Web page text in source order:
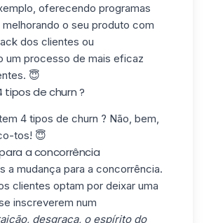
oferecendo programas
o seu produto com
dos clientes ou
um processo de mais eficaz
😇
tipos de churn ?
4 tipos de churn ? Não, bem,
tos! 😇
a concorrência
a mudança para a concorrência.
clientes optam por deixar uma
inscreverem num
desgraça, o espírito do